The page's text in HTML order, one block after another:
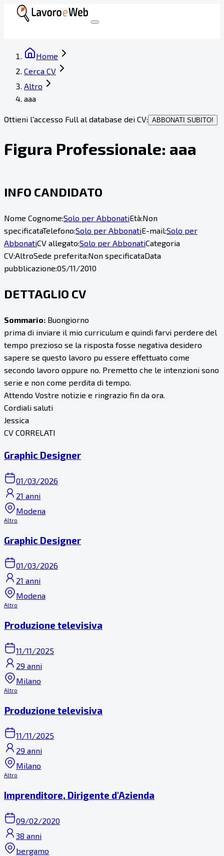
Home
Cerca CV
Altro
aaa
Ottieni l'accesso Full al database dei CV: ABBONATI SUBITO!
Figura Professionale: aaa
INFO CANDIDATO
Nome Cognome:Solo per AbbonatiEtà:Non
specificataTelefono:Solo per AbbonatiE-mail:Solo per
AbbonatiCV allegato:Solo per AbbonatiCategoria
CV:AltroSede preferita:Non specificataData
pubblicazione:05/11/2010
DETTAGLIO CV
Sommario: Buongiorno
prima di inviare il mio curriculum e quindi farvi perdere del
tempo prezioso se la risposta fosse negativa desidero
sapere se questo lavoro pu essere effettuato come
secondo lavoro oppure no. Premetto che le intenzioni sono
serie e non come perdita di tempo.
Attendo Vostre notizie e ringrazio fin da ora.
Cordiali saluti
Jessica
CV CORRELATI
Graphic Designer
01/03/2026
21 anni
Modena
Altro
Graphic Designer
01/03/2026
21 anni
Modena
Altro
Produzione televisiva
11/11/2025
29 anni
Milano
Altro
Produzione televisiva
11/11/2025
29 anni
Milano
Altro
Imprenditore, Dirigente d'Azienda
09/02/2020
38 anni
bergamo